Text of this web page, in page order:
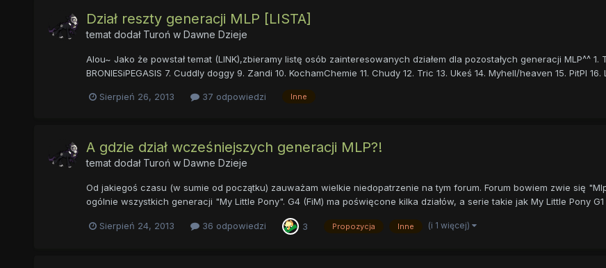
Dział reszty generacji MLP [LISTA]
temat dodał Turońw Dawne Dzieje
Alou~ Jako że powstał temat (LINK),zbieramy listę osób zainteresowanych działem dla pozostałych generacji MLP^^
BRONIESiPEGASIS 7. Cuddly doggy 9. Zandi 10. KochamChemie 11. Chudy 12. Tric 13. Ukeś 14. Myhell/heaven 15. PitPl 16.
Sierpień 26, 2013 37 odpowiedzi Inne
A gdzie dział wcześniejszych generacji MLP?!
temat dodał Turońw Dawne Dzieje
Od jakiegoś czasu (w sumie od początku) zauważam wielkie niedopatrzenie na tym forum. Forum bowiem zwie się
ogólnie wszystkich generacji "My Little Pony". G4 (FiM) ma poświęcone kilka działów, a serie takie jak My Little Pony G1
Sierpień 24, 2013 36 odpowiedzi 3 Propozycja Inne (i 1 więcej)